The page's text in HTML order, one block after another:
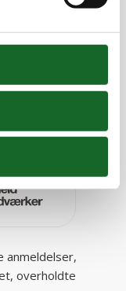
anmeldelser,
overholdte